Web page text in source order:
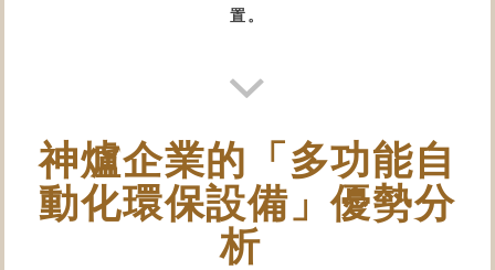
置。
神爐企業的「多功能自
動化環保設備 」優勢分
析